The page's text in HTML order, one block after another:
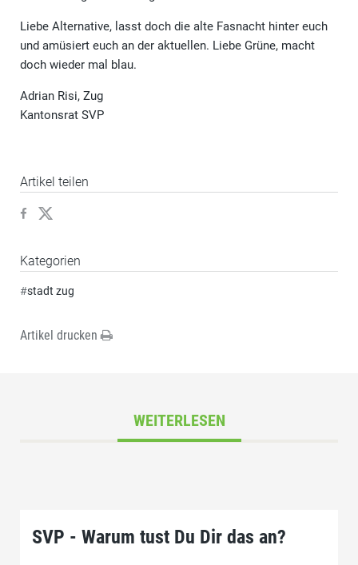
Liebe Alternative, lasst doch die alte Fasnacht hinter euch
und amüsiert euch an der aktuellen. Liebe Grüne, macht
doch wieder mal blau.
Adrian Risi, Zug
Kantonsrat SVP
Artikel teilen
Kategorien
#stadt zug
Artikel drucken
WEITERLESEN
SVP - Warum tust Du Dir das an?